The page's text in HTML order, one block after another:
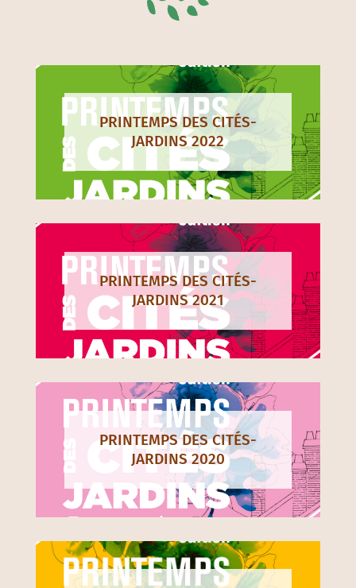
PRINTEMPS DES CITÉS-
JARDINS 2022
PRINTEMPS DES CITÉS-
JARDINS 2021
PRINTEMPS DES CITÉS-
JARDINS 2020